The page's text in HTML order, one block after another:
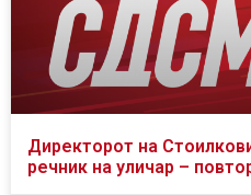
Директорот на
речник на уличар –